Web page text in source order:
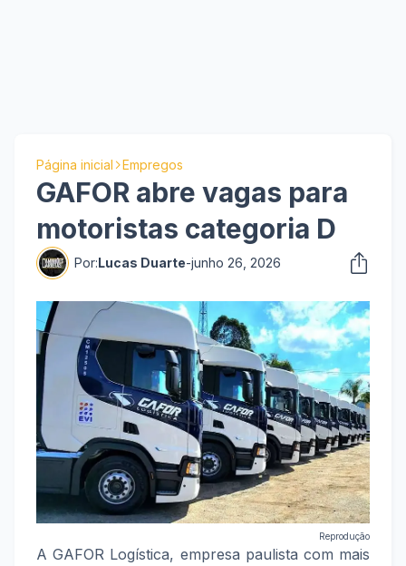
Página inicial Empregos
GAFOR abre vagas para
motoristas categoria D
Por:Lucas Duarte-junho 26, 2026
Reprodução
A GAFOR Logística, empresa paulista com mais